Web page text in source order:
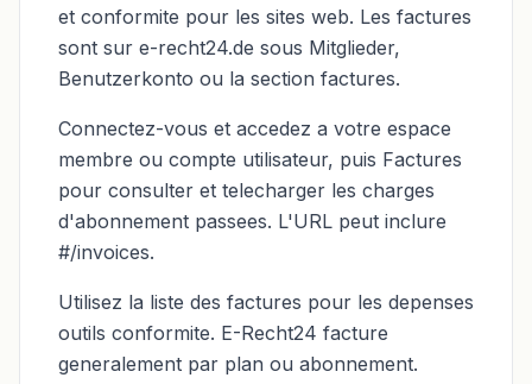
et conformite pour les sites web. Les factures
sont sur e-recht24.de sous Mitglieder,
Benutzerkonto ou la section factures.
Connectez-vous et accedez a votre espace
membre ou compte utilisateur, puis Factures
pour consulter et telecharger les charges
d'abonnement passees. L'URL peut inclure
#/invoices.
Utilisez la liste des factures pour les depenses
outils conformite. E-Recht24 facture
generalement par plan ou abonnement.